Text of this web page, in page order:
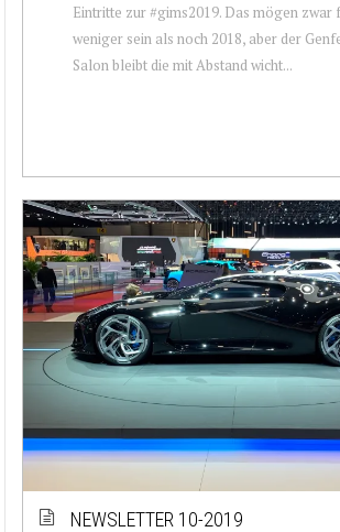
Eintritte zur #gims2019. Das mögen zwar
weniger sein als noch 2018, aber der
Salon bleibt die mit Abstand wicht...
NEWSLETTER 10-2019